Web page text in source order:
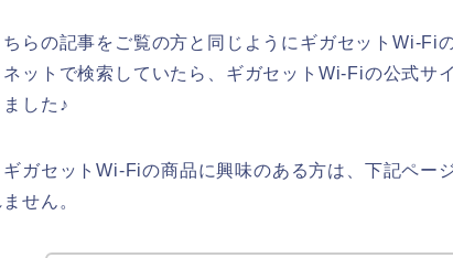
ちらの記事をご覧の方と同じようにギガセットWi-Fi
ットで検索していたら、ギガセットWi-Fiの公式サ
した♪
ギガセットWi-Fiの商品に興味のある方は、下記ペー
せん。